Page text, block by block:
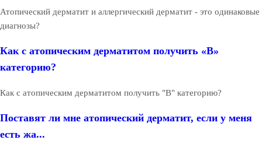
Атопический дерматит и аллергический дерматит - это одинаковые
диагнозы?
Как с атопическим дерматитом получить «В»
категорию?
Как с атопическим дерматитом получить "В" категорию?
Поставят ли мне атопический дерматит, если у меня
есть жа...